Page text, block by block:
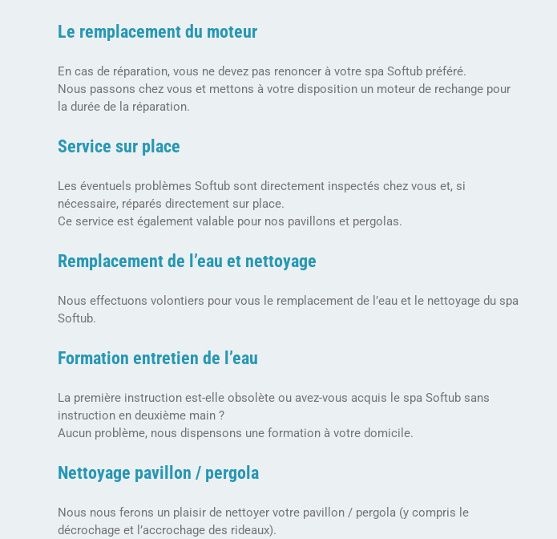
Le remplacement du moteur
En cas de réparation, vous ne devez pas renoncer à votre spa Softub préféré.
Nous passons chez vous et mettons à votre disposition un moteur de rechange pour
la durée de la réparation.
Service sur place
Les éventuels problèmes Softub sont directement inspectés chez vous et, si
nécessaire, réparés directement sur place.
Ce service est également valable pour nos pavillons et pergolas.
Remplacement de l’eau et nettoyage
Nous effectuons volontiers pour vous le remplacement de l’eau et le nettoyage du spa
Softub.
Formation entretien de l’eau
La première instruction est-elle obsolète ou avez-vous acquis le spa Softub sans
instruction en deuxième main ?
Aucun problème, nous dispensons une formation à votre domicile.
Nettoyage pavillon / pergola
Nous nous ferons un plaisir de nettoyer votre pavillon / pergola (y compris le
décrochage et l’accrochage des rideaux).